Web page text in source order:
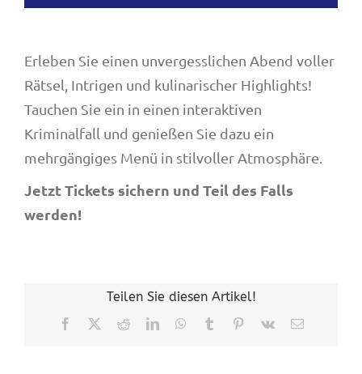
Erleben Sie einen unvergesslichen Abend voller
Rätsel, Intrigen und kulinarischer Highlights!
Tauchen Sie ein in einen interaktiven
Kriminalfall und genießen Sie dazu ein
mehrgängiges Menü in stilvoller Atmosphäre.
Jetzt Tickets sichern und Teil des Falls
werden!
Teilen Sie diesen Artikel!
Facebook RedditLinkedInWhatsApp
Tumblr Pinterest
Vk
E-